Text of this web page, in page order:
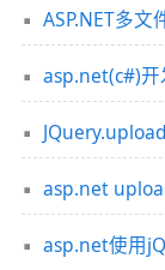
ASP.NET多
asp.net
asp.net使用